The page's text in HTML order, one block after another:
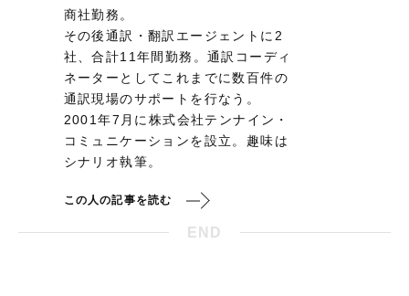
商社勤務。
その後通訳・翻訳エージェントに2
社、合計11年間勤務。通訳コーディ
ネーターとしてこれまでに数百件の
通訳現場のサポートを行なう。
2001年7月に株式会社テンナイン・
コミュニケーションを設立。趣味は
シナリオ執筆。
この人の記事を読む
END